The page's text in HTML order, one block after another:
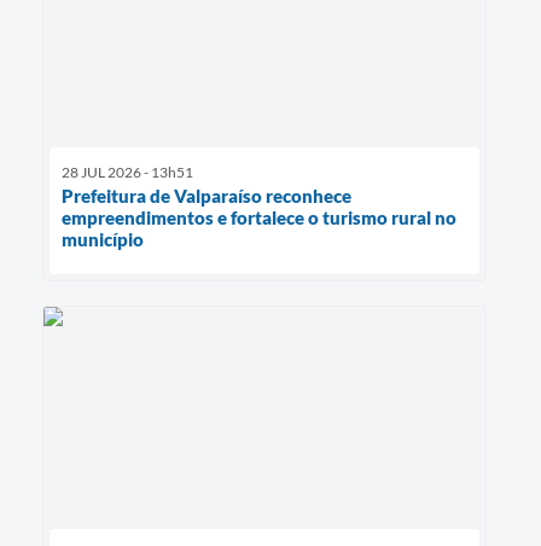
28 JUL 2026 - 13h51
Prefeitura de Valparaíso reconhece
empreendimentos e fortalece o turismo rural no
município